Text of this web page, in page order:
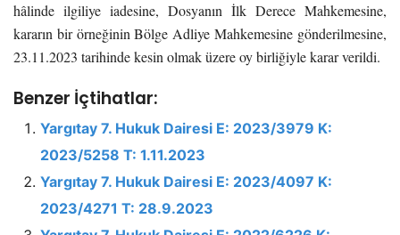
hâlinde ilgiliye iadesine, Dosyanın İlk Derece Mahkemesine,
kararın bir örneğinin Bölge Adliye Mahkemesine gönderilmesine,
23.11.2023 tarihinde kesin olmak üzere oy birliğiyle karar verildi.
Benzer İçtihatlar:
Yargıtay 7. Hukuk Dairesi E: 2023/3979 K:
2023/5258 T: 1.11.2023
Yargıtay 7. Hukuk Dairesi E: 2023/4097 K:
2023/4271 T: 28.9.2023